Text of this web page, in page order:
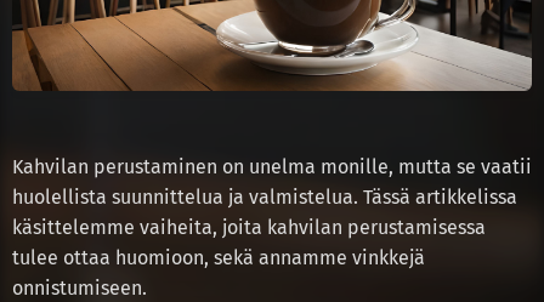
Kahvilan perustaminen on unelma monille, mutta se vaatii
huolellista suunnittelua ja valmistelua. Tässä artikkelissa
käsittelemme vaiheita, joita kahvilan perustamisessa
tulee ottaa huomioon, sekä annamme vinkkejä
onnistumiseen.